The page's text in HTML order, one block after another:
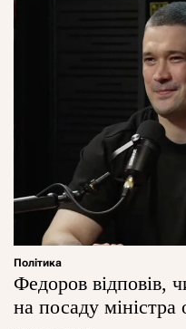
Політика
Федоров відповів,
на посаду міністра